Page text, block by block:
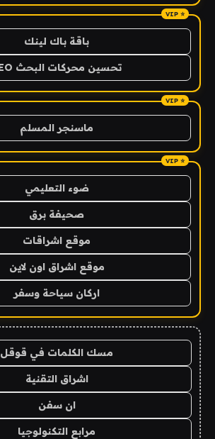
باقة باك لينك
تحسين محركات البحث SEO
ماسنجر المسلم
ضوء التعليمي
صحيفة برق
موقع اشراقات
موقع اشراق اون لاين
اركان سياحة وسفر
مسك الكلمات في قوقل
اشراق التقنية
ان سفن
مرابع التكنولوجيا